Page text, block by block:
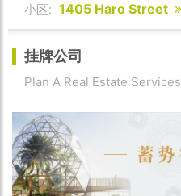
小区: 1405 Haro Street
挂牌公司
Plan A Real Estate Services